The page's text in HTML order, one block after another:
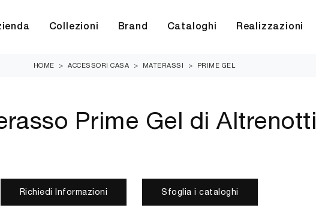
Collezioni Brand Cataloghi Realizzazioni
HOME > ACCESSORI CASA > MATERASSI > PRIME GEL
Prime Gel di Altrenotti
Richiedi Informazioni Sfoglia i cataloghi